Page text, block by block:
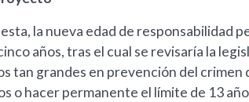
la nueva edad de responsabilidad
años, tras el cual se revisaría la
tan grandes en prevención del
o hacer permanente el límite de 13